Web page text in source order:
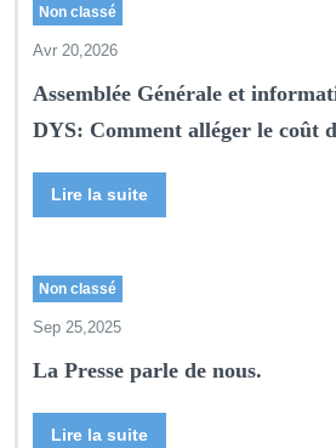
Non classé
Avr 20,2026
Assemblée Générale et
DYS: Comment alléger le coût
Lire la suite
Non classé
Sep 25,2025
La Presse parle de nous.
Lire la suite